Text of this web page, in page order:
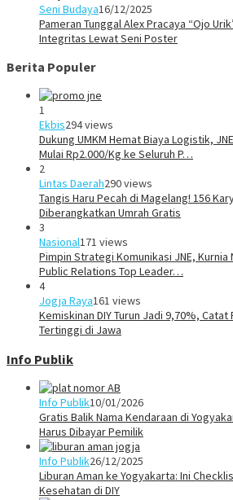
Seni Budaya16/12/2025
Pameran Tunggal Alex Pracaya “Ojo
Integritas Lewat Seni Poster
Berita Populer
1
Ekbis294 views
Dukung UMKM Hemat Biaya Logistik,
Mulai Rp2.000/Kg ke Seluruh P…
2
Lintas Daerah290 views
Tangis Haru Pecah di Magelang! 156
Diberangkatkan Umrah Gratis
3
Nasional171 views
Pimpin Strategi Komunikasi JNE,
Public Relations Top Leader…
4
Jogja Raya161 views
Kemiskinan DIY Turun Jadi 9,70%, Catat
Tertinggi di Jawa
Info Publik
Info Publik10/01/2026
Gratis Balik Nama Kendaraan di
Harus Dibayar Pemilik
Info Publik26/12/2025
Liburan Aman ke Yogyakarta: Ini
Kesehatan di DIY